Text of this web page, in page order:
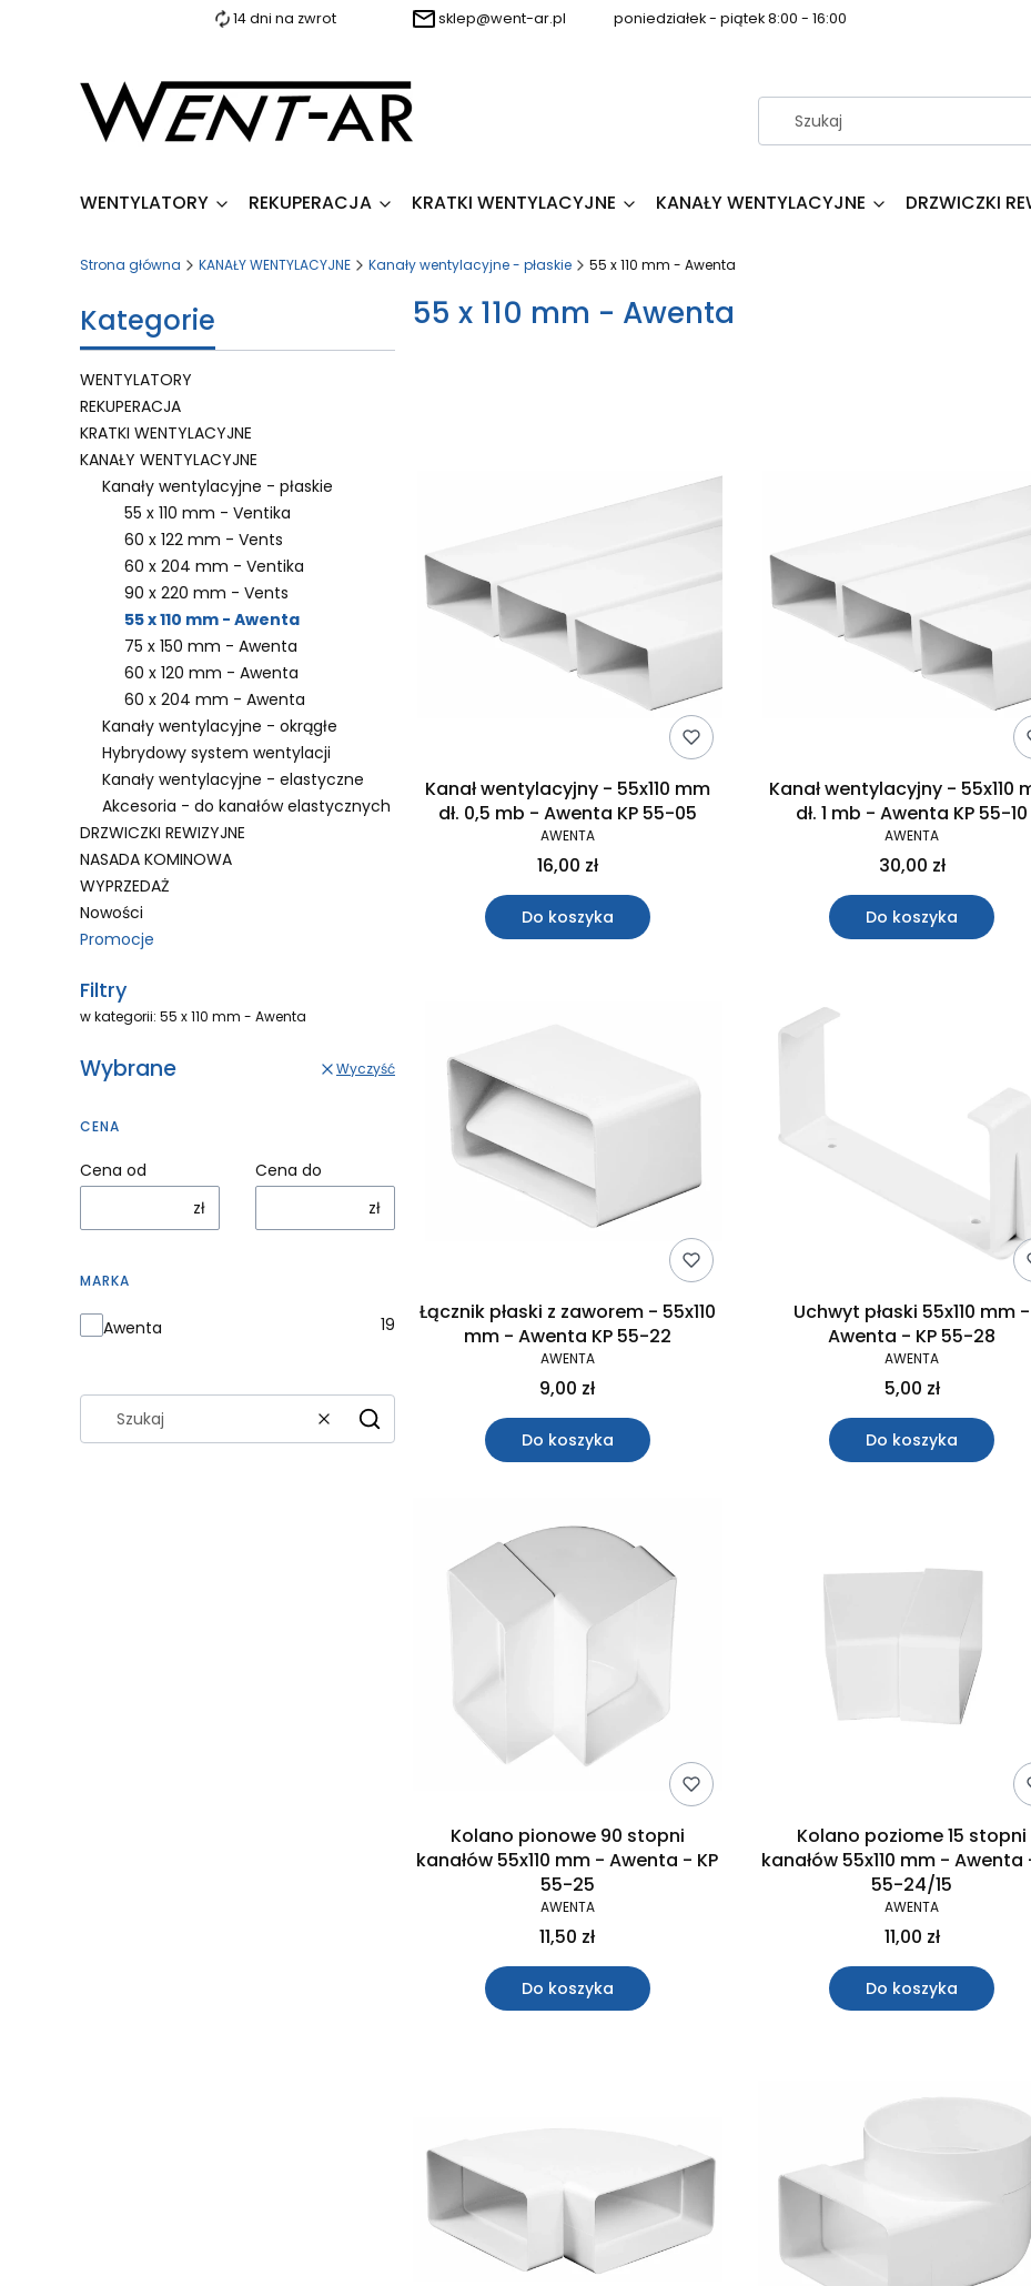
14 dni na zwrot sklep@went-ar.pl poniedziałek - piątek 8:00 - 16:00
WENTYLATORY REKUPERACJA KRATKI WENTYLACYJNE KANAŁY WENTYLACYJNE DRZWICZKI
Strona główna KANAŁY WENTYLACYJNE Kanały wentylacyjne - płaskie 55 x 110 mm - Awenta
Kategorie
WENTYLATORY
REKUPERACJA
KRATKI WENTYLACYJNE
KANAŁY WENTYLACYJNE
Kanały wentylacyjne - płaskie
55 x 110 mm - Ventika
60 x 122 mm - Vents
60 x 204 mm - Ventika
90 x 220 mm - Vents
55 x 110 mm - Awenta
75 x 150 mm - Awenta
60 x 120 mm - Awenta
60 x 204 mm - Awenta
Kanały wentylacyjne - okrągłe
Hybrydowy system wentylacji
Kanały wentylacyjne - elastyczne
Akcesoria - do kanałów elastycznych
DRZWICZKI REWIZYJNE
NASADA KOMINOWA
WYPRZEDAŻ
Nowości
Promocje
Filtry
w kategorii: 55 x 110 mm - Awenta
Wybrane Wyczyść
CENA
Cena od
zł
Cena do
zł
MARKA
Marka
Awenta 19
WyczyśćSzukaj
55 x 110 mm - Awenta
Kanał wentylacyjny - 55x110 mm
dł. 0,5 mb - Awenta KP 55-05
AWENTA
16,00 zł
Do koszyka
Kanał wentylacyjny - 55x110
dł. 1 mb - Awenta KP 55-10
AWENTA
30,00 zł
Do koszyka
Łącznik płaski z zaworem - 55x110
mm - Awenta KP 55-22
AWENTA
9,00 zł
Do koszyka
Uchwyt płaski 55x110 mm -
Awenta - KP 55-28
AWENTA
5,00 zł
Do koszyka
Kolano pionowe 90 stopni
kanałów 55x110 mm - Awenta - KP
55-25
AWENTA
11,50 zł
Do koszyka
Kolano poziome 15 stopni
kanałów 55x110 mm - Awenta
55-24/15
AWENTA
11,00 zł
Do koszyka